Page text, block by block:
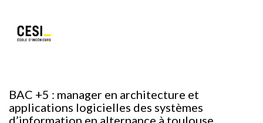
BAC +5 : manager en architecture et
applications logicielles des systèmes
d’information en alternance à toulouse